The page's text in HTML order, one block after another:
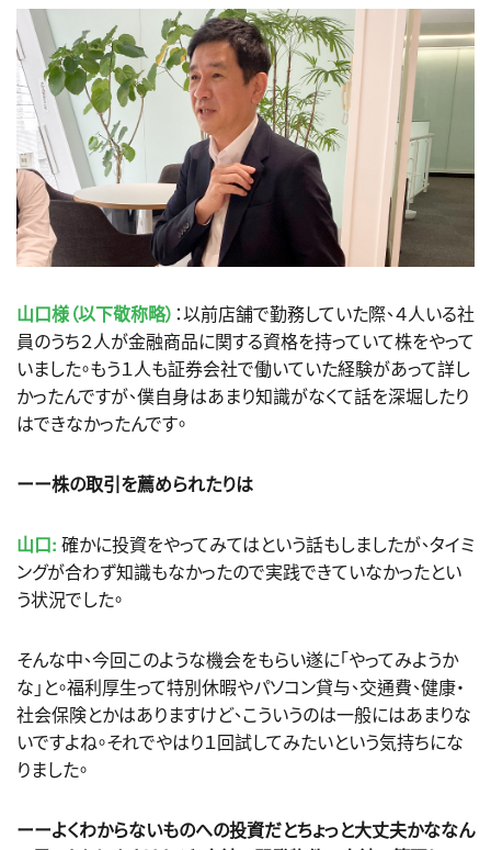
山口様（以下敬称略） ：以前店舗で勤務していた際、４人いる社
員のうち２人が金融商品に関する資格を持っていて株をやって
いました。もう１人も証券会社で働いていた経験があって詳し
かったんですが、僕自身はあまり知識がなくて話を深堀したり
はできなかったんです。
ーー株の取引を薦められたりは
山口: 確かに投資をやってみてはという話もしましたが、タイミ
ングが合わず知識もなかったので実践できていなかったとい
う状況でした。
そんな中、今回このような機会をもらい遂に「やってみようか
な」と。福利厚生って特別休暇やパソコン貸与、交通費、健康・
社会保険とかはありますけど、こういうのは一般にはあまりな
いですよね。それでやはり１回試してみたいという気持ちにな
りました。
ーーよくわからないものへの投資だとちょっと大丈夫かななん